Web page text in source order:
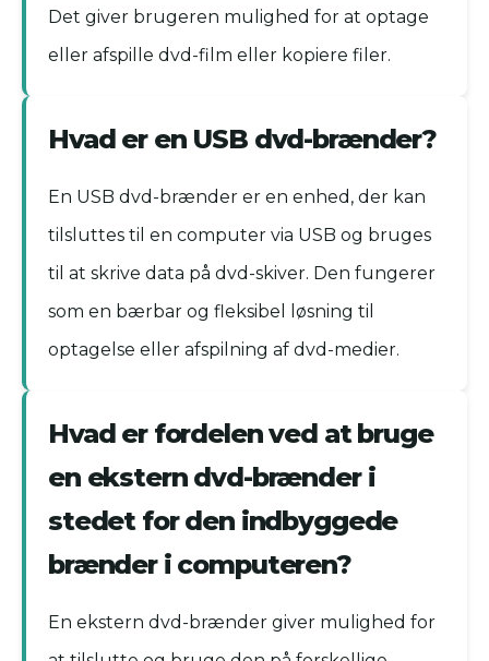
Det giver brugeren mulighed for at optage
eller afspille dvd-film eller kopiere filer.
Hvad er en USB dvd-brænder?
En USB dvd-brænder er en enhed, der kan
tilsluttes til en computer via USB og bruges
til at skrive data på dvd-skiver. Den fungerer
som en bærbar og fleksibel løsning til
optagelse eller afspilning af dvd-medier.
Hvad er fordelen ved at bruge
en ekstern dvd-brænder i
stedet for den indbyggede
brænder i computeren?
En ekstern dvd-brænder giver mulighed for